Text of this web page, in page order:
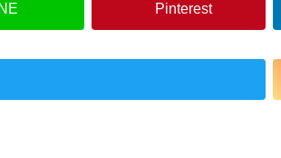
Pinterest